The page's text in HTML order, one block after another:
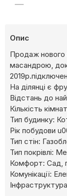
—
Опис
Продаж нового
масандрою,
На ділянці є
Відстань до
Кількість
Тип будинку:
Рік побудови
Тип стін:
Тип покрівлі:
Комфорт: Сад,
Комунікації: